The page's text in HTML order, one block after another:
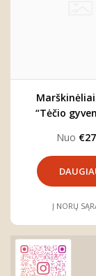
“Tėčio
Nuo €27
Į NORŲ